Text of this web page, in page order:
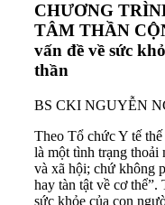
CHƯƠNG
TÂM THẦN
vấn đề về sức
thần
BS CKI NGUYỄN
Theo Tổ chức Y tế
là một tình trạng thoải
và xã hội; chứ không
hay tàn tật về cơ
sức khỏe của con